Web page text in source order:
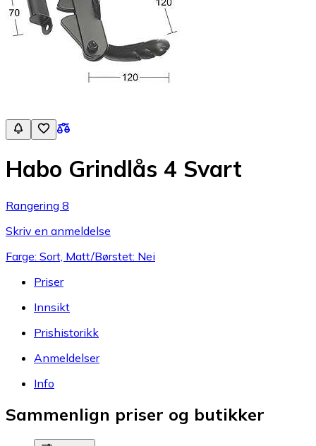
Habo Grindlås 4 Svart
Rangering 8
Skriv en anmeldelse
Farge: Sort, Matt/Børstet: Nei
Priser
Innsikt
Prishistorikk
Anmeldelser
Info
Sammenlign priser og butikker